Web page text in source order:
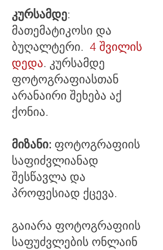
კურსამდე:
მათემატიკოსი და
ბუღალტერი. 4 შვილის
დედა. კურსამდე
ფოტოგრაფიასთან
არანაირი შეხება აქ
ქონია.
მიზანი: ფოტოგრაფიის
საფიძვლიანად
შესწავლა და
პროფესიად ქცევა.
გაიარა ფოტოგრაფიის
საფუძვლების ონლაინ